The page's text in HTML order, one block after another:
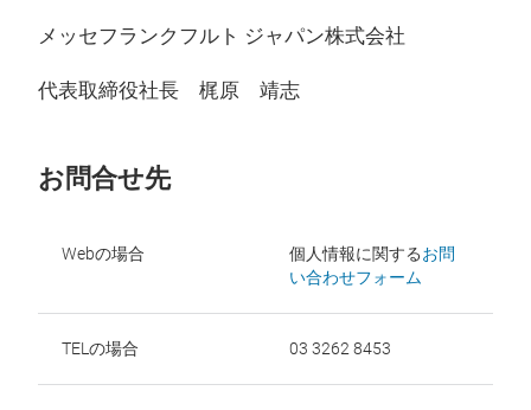
メッセフランクフルト ジャパン株式会社
代表取締役社長 梶原 靖志
お問合せ先
Webの場合 個人情報に関するお問
い合わせフォーム
TELの場合 03 3262 8453